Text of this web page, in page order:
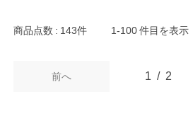
商品点数 143件 1-100件目を表示
前へ 1 2